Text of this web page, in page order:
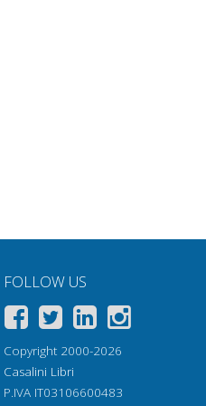
FOLLOW US
Copyright 2000-2026
Casalini Libri
P.IVA IT03106600483